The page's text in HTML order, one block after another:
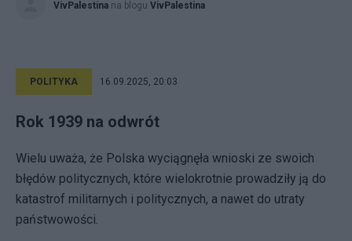
VivPalestina na blogu VivPalestina
POLITYKA 16.09.2025, 20:03
Rok 1939 na odwrót
Wielu uważa, że ​​Polska wyciągnęła wnioski ze swoich
błędów politycznych, które wielokrotnie prowadziły ją do
katastrof militarnych i politycznych, a nawet do utraty
państwowości.